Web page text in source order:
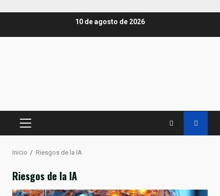
10 de agosto de 2026
MENÚ
Inicio Riesgos de la IA
Riesgos de la IA